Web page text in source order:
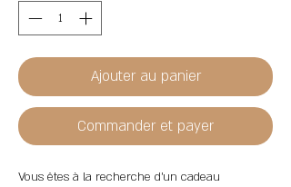
Ajouter au panier
Commander et payer
Vous êtes à la recherche d'un cadeau